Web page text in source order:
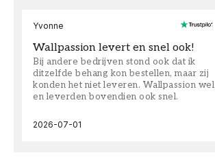
Yvonne
Wallpassion levert en snel ook!
Bij andere bedrijven stond ook dat ik
ditzelfde behang kon bestellen, maar zij
konden het niet leveren. Wallpassion wel
en leverden bovendien ook snel.
2026-07-01